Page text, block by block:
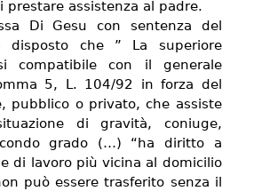
assistenza al padre.
Di Gesu con sentenza del
disposto che ” La superiore
compatibile con il generale
5, L. 104/92 in forza del
pubblico o privato, che assiste
di gravità, coniuge,
grado (…) “ha diritto a
di lavoro più vicina al domicilio
può essere trasferito senza il